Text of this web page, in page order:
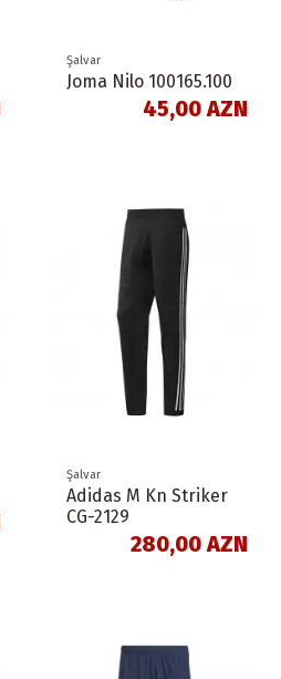
Şalvar
Joma Nilo 100165.100
45,00 AZN
Şalvar
Adidas M Kn Striker
CG-2129
280,00 AZN